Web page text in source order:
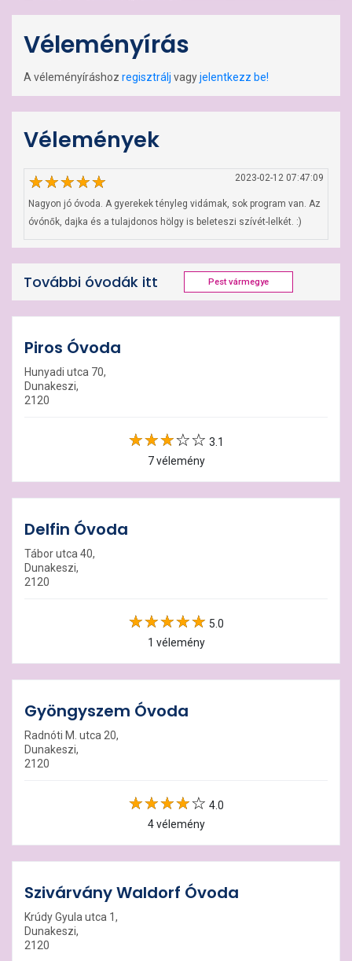
Véleményírás
A véleményíráshoz regisztrálj vagyjelentkezz be!
Vélemények
2023-02-12 07:47:09
Nagyon jó óvoda. A gyerekek tényleg vidámak, sok program van. Az
óvónők, dajka és a tulajdonos hölgy is beleteszi szívét-lelkét. :)
További óvodák itt Pest vármegye
Piros Óvoda
Hunyadi utca 70,
Dunakeszi,
2120
3.1
7 vélemény
Delfin Óvoda
Tábor utca 40,
Dunakeszi,
2120
5.0
1 vélemény
Gyöngyszem Óvoda
Radnóti M. utca 20,
Dunakeszi,
2120
4.0
4 vélemény
Szivárvány Waldorf Óvoda
Krúdy Gyula utca 1,
Dunakeszi,
2120